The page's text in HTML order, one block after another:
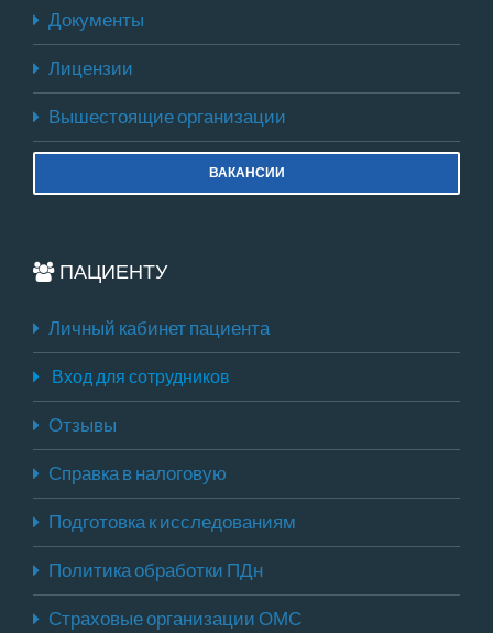
Документы
Лицензии
Вышестоящие организации
ВАКАНСИИ
ПАЦИЕНТУ
Личный кабинет пациента
Вход для сотрудников
Отзывы
Справка в налоговую
Подготовка к исследованиям
Политика обработки ПДн
Страховые организации ОМС